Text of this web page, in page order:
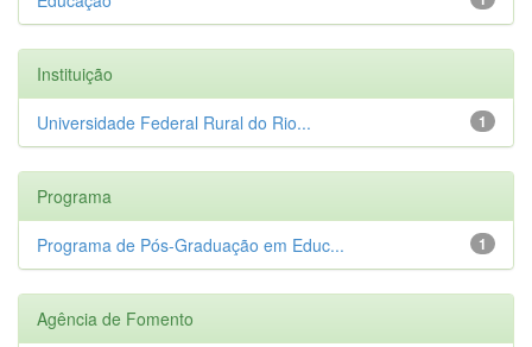
Instituição
1
Universidade Federal Rural do Rio...
Programa
1
Programa de Pós-Graduação em Educ...
Agência de Fomento